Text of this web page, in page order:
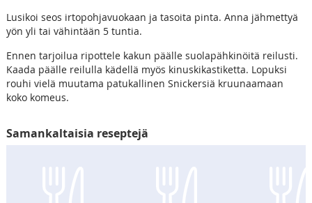
Lusikoi seos irtopohjavuokaan ja tasoita pinta. Anna jähmettyä
yön yli tai vähintään 5 tuntia.
Ennen tarjoilua ripottele kakun päälle suolapähkinöitä reilusti.
Kaada päälle reilulla kädellä myös kinuskikastiketta. Lopuksi
rouhi vielä muutama patukallinen Snickersiä kruunaamaan
koko komeus.
Samankaltaisia reseptejä